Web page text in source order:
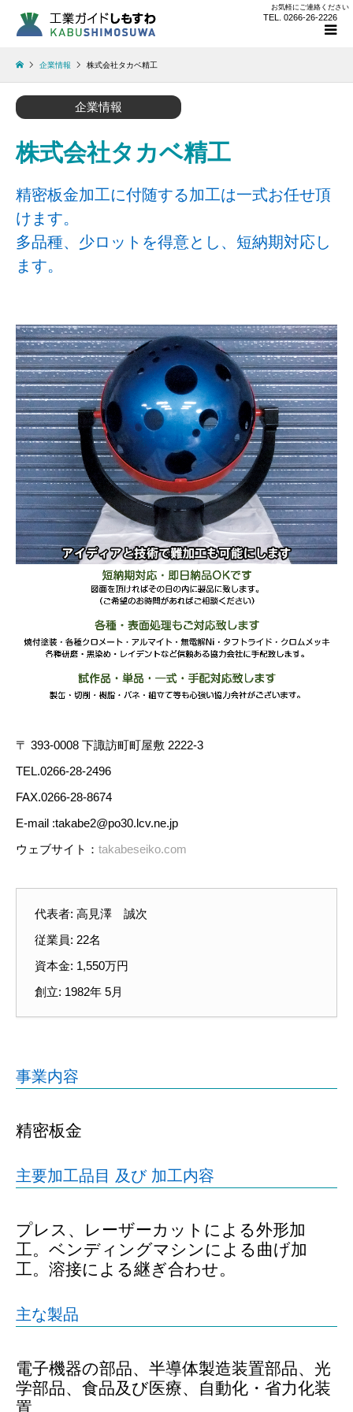
お気軽にご連絡ください
TEL. 0266-26-2226
企業情報 株式会社タカベ精工
企業情報
株式会社タカベ精工
精密板金加工に付随する加工は一式お任せ頂
けます。
多品種、少ロットを得意とし、短納期対応し
ます。
〒 393-0008 下諏訪町町屋敷 2222-3
TEL.0266-28-2496
FAX.0266-28-8674
E-mail :takabe2@po30.lcv.ne.jp
ウェブサイト： takabeseiko.com
代表者: 高見澤 誠次
従業員: 22名
資本金: 1,550万円
創立: 1982年 5月
事業内容
精密板金
主要加工品目 及び 加工内容
プレス、レーザーカットによる外形加
工。ベンディングマシンによる曲げ加
工。溶接による継ぎ合わせ。
主な製品
電子機器の部品、半導体製造装置部品、光
学部品、食品及び医療、自動化・省力化装
置